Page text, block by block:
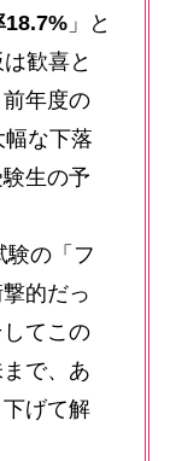
18.7% 」と
歓喜と
年度の
な下落
生の予
験の「フ
的だっ
てこの
で、あ
げて解